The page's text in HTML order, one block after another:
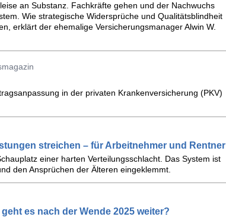
an Substanz. Fachkräfte gehen und der Nachwuchs
Wie strategische Widersprüche und Qualitätsblindheit
erklärt der ehemalige Versicherungsmanager Alwin W.
in der privaten Krankenversicherung (PKV)
streichen – für Arbeitnehmer und Rentner
einer harten Verteilungsschlacht. Das System ist
den Ansprüchen der Älteren eingeklemmt.
es nach der Wende 2025 weiter?